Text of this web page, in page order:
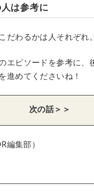
は参考に
だわるかは人それぞれ。
エピソードを参考に、
進めてくださいね！
次の話＞＞
編集部）